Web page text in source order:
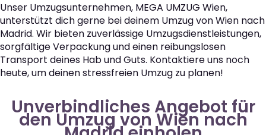
Unser Umzugsunternehmen, MEGA UMZUG Wien,
unterstützt dich gerne bei deinem Umzug von Wien nach
Madrid. Wir bieten zuverlässige Umzugsdienstleistungen,
sorgfältige Verpackung und einen reibungslosen
Transport deines Hab und Guts. Kontaktiere uns noch
heute, um deinen stressfreien Umzug zu planen!
Unverbindliches Angebot für
den Umzug von Wien nach